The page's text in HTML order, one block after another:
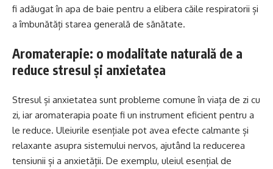
fi adăugat în apa de baie pentru a elibera căile respiratorii și
a îmbunătăți starea generală de sănătate.
Aromaterapie: o modalitate naturală de a
reduce stresul și anxietatea
Stresul și anxietatea sunt probleme comune în viața de zi cu
zi, iar aromaterapia poate fi un instrument eficient pentru a
le reduce. Uleiurile esențiale pot avea efecte calmante și
relaxante asupra sistemului nervos, ajutând la reducerea
tensiunii și a anxietății. De exemplu, uleiul esențial de